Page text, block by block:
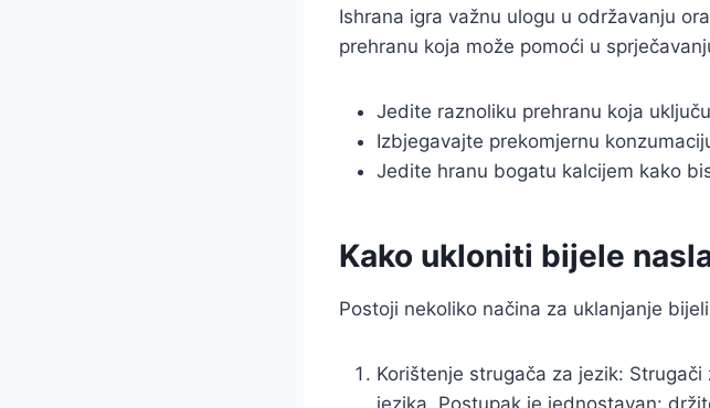
Ishrana igra važnu ulogu u održavanju
prehranu koja može pomoći u
Jedite raznoliku prehranu koja
Izbjegavajte prekomjernu
Jedite hranu bogatu kalcijem kako
Kako ukloniti bijele
Postoji nekoliko načina za uklanjanje
Korištenje strugača za jezik: